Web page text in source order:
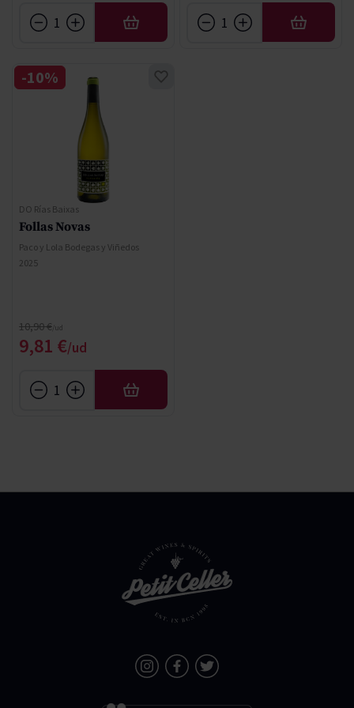
AÑADIR AÑADIR
DO Rías Baixas
Follas Novas
Paco y Lola Bodegas y Viñedos
2025
Precio especial
9,81 €
Precio normal
10,90 €
-10%
AÑADIR